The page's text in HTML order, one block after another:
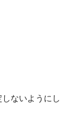
ないようにし